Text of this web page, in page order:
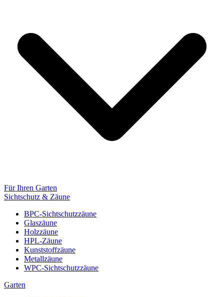
Für Ihren Garten
Sichtschutz & Zäune
BPC-Sichtschutzzäune
Glaszäune
Holzzäune
HPL-Zäune
Kunststoffzäune
Metallzäune
WPC-Sichtschutzzäune
Garten